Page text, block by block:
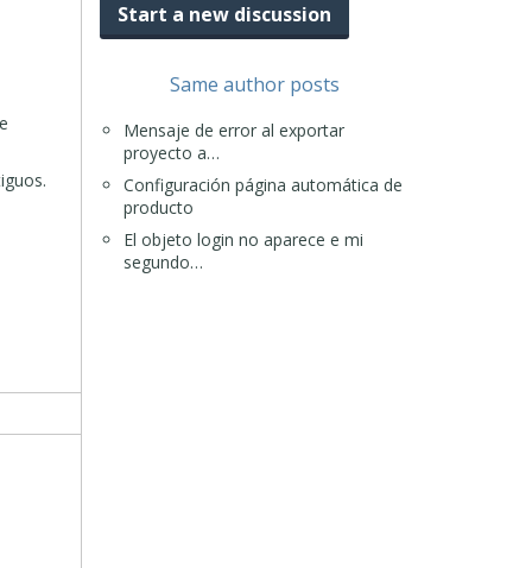
Start a new discussion
Same author posts
Mensaje de error al exportar
proyecto a…
Configuración página automática de
producto
El objeto login no aparece e mi
segundo…